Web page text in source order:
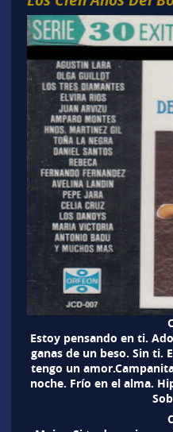
Estoy pensando en ti.
ganas de un beso. Sin ti.
tengo un
noche. Frío en el alma.